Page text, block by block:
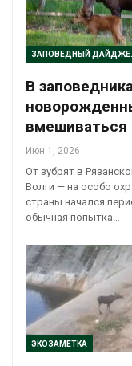
В
вмешиваться
Июн 1, 2026
От зубрят в
Волги — на особо
страны начался
обычная попытка…
ЭКОЗАМЕТКА